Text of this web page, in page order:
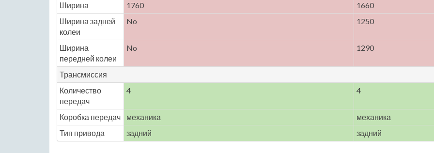
Ширина
1760
1660
Ширина задней
колеи
No 1250
Ширина
передней колеи
No 1290
Трансмиссия
Количество
передач
4 4
Коробка передач механика
механика
Тип привода
задний задний